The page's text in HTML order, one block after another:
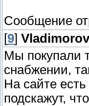
Сообщение
[9]
Мы покупали
снабжении,
На сайте
подскажут,